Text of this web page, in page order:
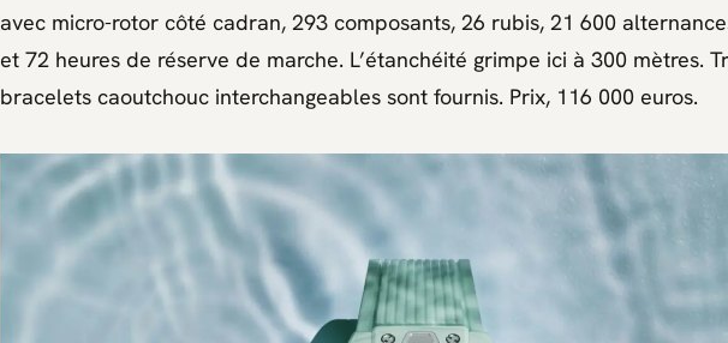
avec micro-rotor côté cadran, 293 composants, 26 rubis, 21 600
et 72 heures de réserve de marche. L’étanchéité grimpe ici à 300 mètres.
bracelets caoutchouc interchangeables sont fournis. Prix, 116 000 euros.